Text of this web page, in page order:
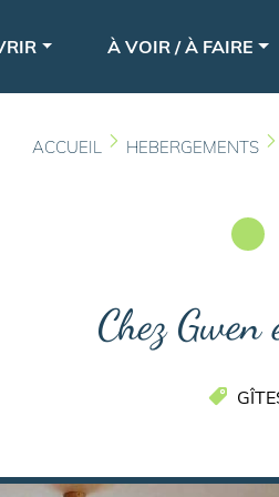
au
À VOIR / À FAIRE
ACCUEIL HEBERGEMENTS
Chez